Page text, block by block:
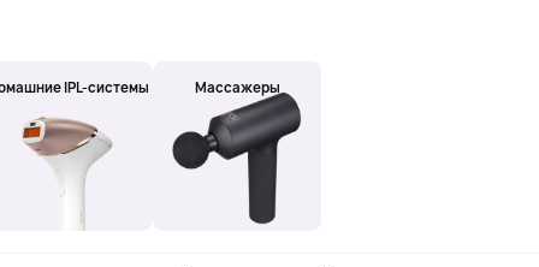
IPL-системы Массажеры